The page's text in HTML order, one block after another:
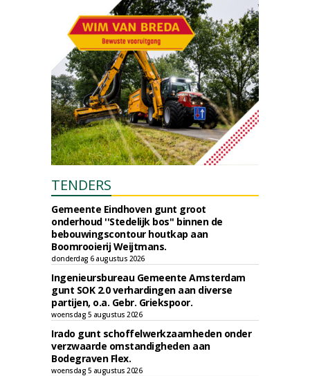
TENDERS
Gemeente Eindhoven gunt groot
onderhoud ''Stedelijk bos'' binnen de
bebouwingscontour houtkap aan
Boomrooierij Weijtmans.
donderdag 6 augustus 2026
Ingenieursbureau Gemeente Amsterdam
gunt SOK 2.0 verhardingen aan diverse
partijen, o.a. Gebr. Griekspoor.
woensdag 5 augustus 2026
Irado gunt schoffelwerkzaamheden onder
verzwaarde omstandigheden aan
Bodegraven Flex.
woensdag 5 augustus 2026